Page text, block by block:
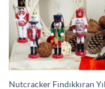
Nutcracker Fındıkkıran